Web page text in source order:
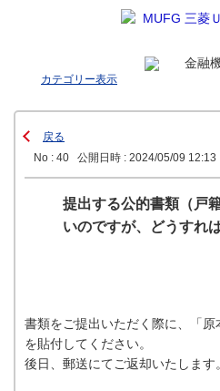
カテゴリー表示
戻る
No : 40
公開日時 : 2024/05/09 12:13
提出する公的書類（戸
いのですが、どうすれ
書類をご提出いただく際に、「
を貼付してください。
後日、郵送にてご返却いたします。